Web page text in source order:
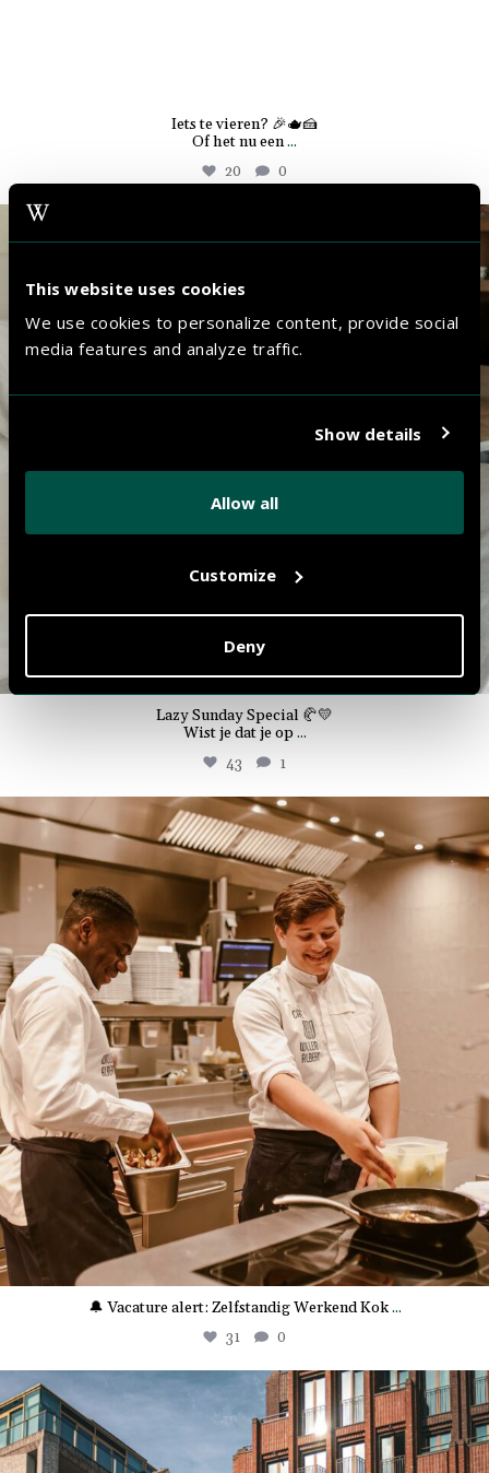
This website uses cookies
We use cookies to personalize content, provide social
media features and analyze traffic.
Show details
Allow all
Customize
Deny
Iets te vieren? 🎉🫖🍰
Of het nu een...
20 0
Lazy Sunday Special 🥐💛
Wist je dat je op...
43 1
the.market.hotel.groningen
Juli 3
🔔 Vacature alert: Zelfstandig Werkend Kok...
31 0
the.market.hotel.groningen
Juli 1